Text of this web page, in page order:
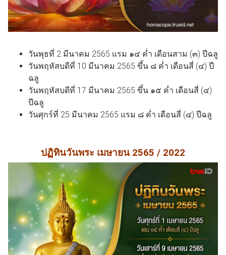
วันพุธที่ 2 มีนาคม 2565 แรม ๑๔ ค่ำ เดือนสาม (๓) ปีฉลู
วันพฤหัสบดีที่ 10 มีนาคม 2565 ขึ้น ๘ ค่ำ เดือนสี่ (๔) ปี
ฉลู
วันพฤหัสบดีที่ 17 มีนาคม 2565 ขึ้น ๑๕ ค่ำ เดือนสี่ (๔)
ปีฉลู
วันศุกร์ที่ 25 มีนาคม 2565 แรม ๘ ค่ำ เดือนสี่ (๔) ปีฉลู
ปฏิทินวันพระ เมษายน 2565 / 2022